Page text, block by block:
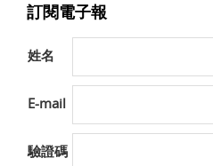
訂閱電子報
姓名
E-mail
驗證碼